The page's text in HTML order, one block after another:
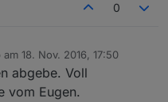
0
am 18. Nov. 2016, 17:50
von
abgebe. Voll
vom Eugen.